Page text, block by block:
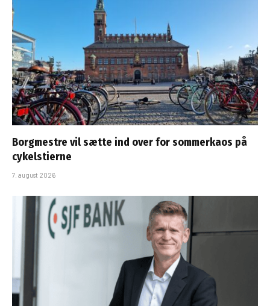
Borgmestre vil sætte ind over for sommerkaos på
cykelstierne
7. august 2026